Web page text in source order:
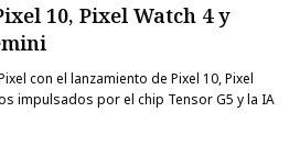
10, Pixel Watch 4 y
con el lanzamiento de Pixel 10, Pixel
impulsados por el chip Tensor G5 y la IA